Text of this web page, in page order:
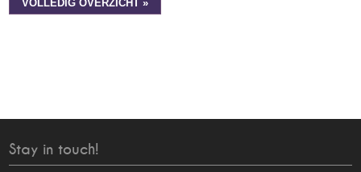
VOLLEDIG OVERZICHT »
Stay in touch!